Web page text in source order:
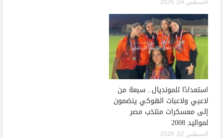
أغسطس 04, 2026
استعدادًا للمونديال.. سبعة من
لاعبي ولاعبات الهوكي ينضمون
إلى معسكرات منتخب مصر
لمواليد 2008
أغسطس 02, 2026